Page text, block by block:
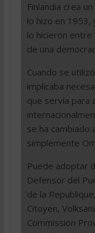
Finlandia crea
lo hizo en 1953,
lo hicieron
de una
Cuando se
implicaba
que servía para
se ha cambiado
simplemente
Puede adoptar
Defensor del
de la
Citoyen,
Commission